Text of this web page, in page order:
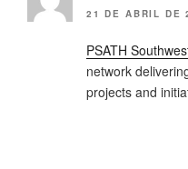
21 DE ABRIL DE
PSATH
network
projects and